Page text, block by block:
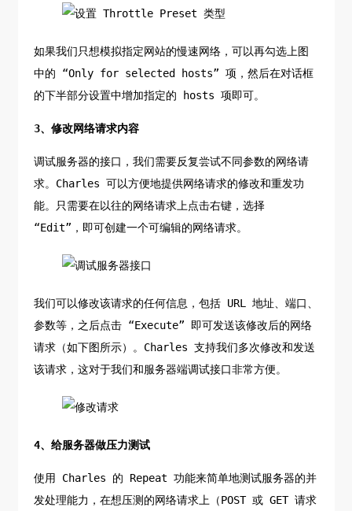
如果我们只想模拟指定网站的慢速网络，可以再勾选上图
中的 “Only for selected hosts” 项，然后在对话框
的下半部分设置中增加指定的 hosts 项即可。
3、修改网络请求内容
调试服务器的接口，我们需要反复尝试不同参数的网络请
求。Charles 可以方便地提供网络请求的修改和重发功
能。只需要在以往的网络请求上点击右键，选择
“Edit”，即可创建一个可编辑的网络请求。
我们可以修改该请求的任何信息，包括 URL 地址、端口、
参数等，之后点击 “Execute” 即可发送该修改后的网络
请求（如下图所示）。Charles 支持我们多次修改和发送
该请求，这对于我们和服务器端调试接口非常方便。
4、给服务器做压力测试
使用 Charles 的 Repeat 功能来简单地测试服务器的并
发处理能力，在想压测的网络请求上（POST 或 GET 请求